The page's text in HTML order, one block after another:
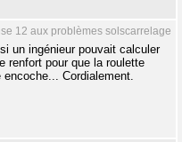
12 aux problèmes solscarrelage
un ingénieur pouvait calculer
renfort pour que la roulette
Cordialement.